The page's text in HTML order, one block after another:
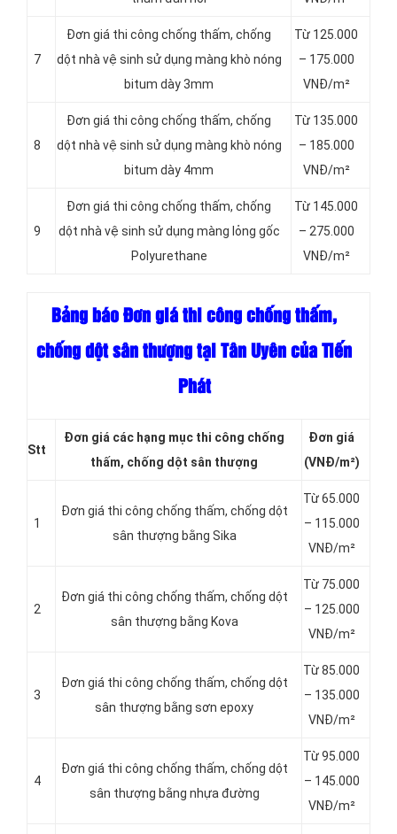
7
Đơn giá thi công chống thấm, chống
dột nhà vệ sinh sử dụng màng khò nóng
bitum dày 3mm
Từ 125.000
– 175.000
VNĐ/m²
8
Đơn giá thi công chống thấm, chống
dột nhà vệ sinh sử dụng màng khò nóng
bitum dày 4mm
Từ 135.000
– 185.000
VNĐ/m²
9
Đơn giá thi công chống thấm, chống
dột nhà vệ sinh sử dụng màng lỏng gốc
Polyurethane
Từ 145.000
– 275.000
VNĐ/m²
Bảng báo Đơn giá thi công chống thấm,
chống dột sân thượng tại Tân Uyên của Tiến
Phát
Stt
Đơn giá các hạng mục thi công chống
thấm, chống dột sân thượng
Đơn giá
(VNĐ/m²)
1
Đơn giá thi công chống thấm, chống dột
sân thượng bằng Sika
Từ 65.000
– 115.000
VNĐ/m²
2
Đơn giá thi công chống thấm, chống dột
sân thượng bằng Kova
Từ 75.000
– 125.000
VNĐ/m²
3
Đơn giá thi công chống thấm, chống dột
sân thượng bằng sơn epoxy
Từ 85.000
– 135.000
VNĐ/m²
4
Đơn giá thi công chống thấm, chống dột
sân thượng bằng nhựa đường
Từ 95.000
– 145.000
VNĐ/m²